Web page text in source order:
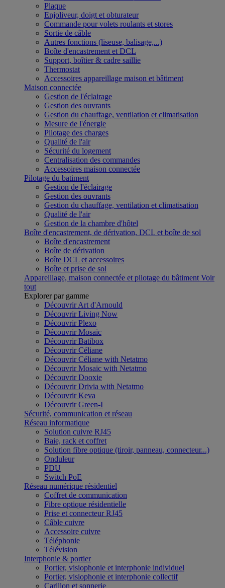
Plaque
Enjoliveur, doigt et obturateur
Commande pour volets roulants et stores
Sortie de câble
Autres fonctions (liseuse, balisage,...)
Boîte d'encastrement et DCL
Support, boîtier & cadre saillie
Thermostat
Accessoires appareillage maison et bâtiment
Maison connectée
Gestion de l'éclairage
Gestion des ouvrants
Gestion du chauffage, ventilation et climatisation
Mesure de l'énergie
Pilotage des charges
Qualité de l'air
Sécurité du logement
Centralisation des commandes
Accessoires maison connectée
Pilotage du batiment
Gestion de l'éclairage
Gestion des ouvrants
Gestion du chauffage, ventilation et climatisation
Qualité de l'air
Gestion de la chambre d'hôtel
Boîte d'encastrement, de dérivation, DCL et boîte de sol
Boîte d'encastrement
Boîte de dérivation
Boîte DCL et accessoires
Boîte et prise de sol
Appareillage, maison connectée et pilotage du bâtiment Voir
tout
Explorer par gamme
Découvrir Art d'Arnould
Découvrir Living Now
Découvrir Plexo
Découvrir Mosaic
Découvrir Batibox
Découvrir Céliane
Découvrir Céliane with Netatmo
Découvrir Mosaic with Netatmo
Découvrir Dooxie
Découvrir Drivia with Netatmo
Découvrir Keva
Découvrir Green-I
Sécurité, communication et réseau
Réseau informatique
Solution cuivre RJ45
Baie, rack et coffret
Solution fibre optique (tiroir, panneau, connecteur...)
Onduleur
PDU
Switch PoE
Réseau numérique résidentiel
Coffret de communication
Fibre optique résidentielle
Prise et connecteur RJ45
Câble cuivre
Accessoire cuivre
Téléphonie
Télévision
Interphonie & portier
Portier, visiophonie et interphonie individuel
Portier, visiophonie et interphonie collectif
Carillon et sonnerie